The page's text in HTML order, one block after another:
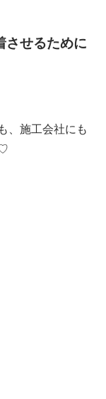
させるために
、施工会社にも